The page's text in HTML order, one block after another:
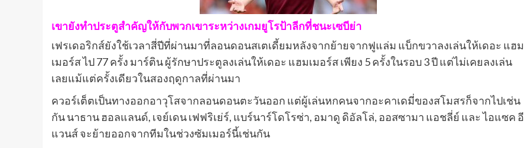
เขายังทําประตูสําคัญให้กับพวกเขาระหว่างเกมยูโรป้าลีกที่ชนะเซบีย่า
เฟรเดอริกส์ยังใช้เวลาสี่ปีที่ผ่านมาที่ลอนดอนสเตเดี้ยมหลังจากย้ายจากฟูแล่ม แบ็กขวาลงเล่นให้เดอะ แฮม
เมอร์ส ไป 77 ครั้ง มาร์ติน ผู้รักษาประตูลงเล่นให้เดอะ แฮมเมอร์ส เพียง 5 ครั้งในรอบ 3 ปี แต่ไม่เคยลงเล่น
เลยแม้แต่ครั้งเดียวในสองฤดูกาลที่ผ่านมา
ควอร์เต็ตเป็นทางออกอาวุโสจากลอนดอนตะวันออก แต่ผู้เล่นหกคนจากอะคาเดมี่ของสโมสรก็จากไปเช่น
กัน นาธาน ฮอลแลนด์, เจย์เดน เฟฟริเย่ร์, แบร์นาร์โดโรซ่า, อมาดู ดิอัลโล่, ออสซามา แอชลี่ย์ และ ไอแซค อี
แวนส์ จะย้ายออกจากทีมในช่วงซัมเมอร์นี้เช่นกัน